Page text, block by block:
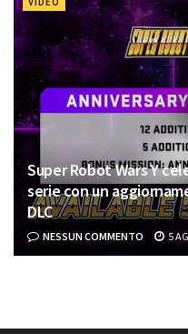
Super Robot Wars Y
serie con un
DLC
NESSUN COMMENTO 5